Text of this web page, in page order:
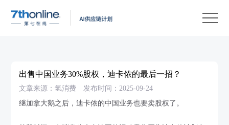
出售中国业务30%股权，迪卡侬的最后一招？
文章来源：氢消费
发布时间：2025-09-24
继加拿大鹅之后，迪卡侬的中国业务也要卖股权了。